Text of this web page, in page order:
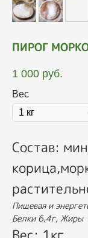
ПИРОГ
1 000 руб.
Вес
Состав:
Пищевая и
Белки 6,4г, Жиры